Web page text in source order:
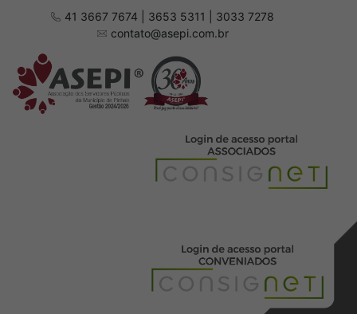
41 3667 7674 | 3653 5311 | 3033 7278
contato@asepi.com.br